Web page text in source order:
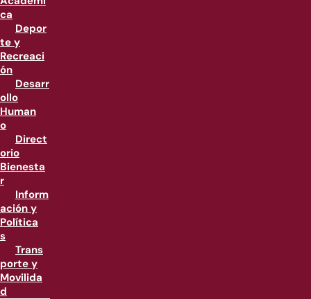
ca
Depor
te y
Recreaci
ón
Desarr
ollo
Human
o
Direct
orio
Bienesta
r
Inform
ación y
Política
s
Trans
porte y
Movilida
d